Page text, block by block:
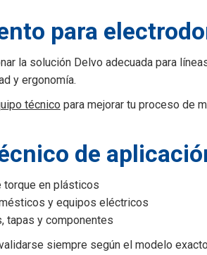
para
la solución Delvo adecuada para
y ergonomía.
técnico para mejorar tu proceso de
de
torque en plásticos
y equipos eléctricos
tapas y componentes
siempre según el modelo